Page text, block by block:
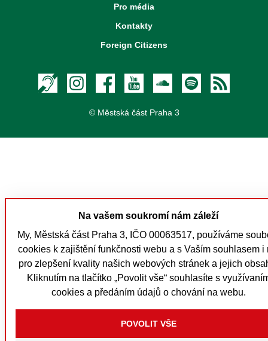
Na vašem soukromí nám záleží
My, Městská část Praha 3, IČO 00063517, používáme
cookies k zajištění funkčnosti webu a s Vaším souhlasem i
pro zlepšení kvality našich webových stránek a jejich
Kliknutím na tlačítko „Povolit vše“ souhlasíte s
cookies a předáním údajů o chování na webu.
Pro média
Kontakty
Foreign Citizens
Textový hovor s přepisem
InstagramFacebookYoutube Soundcloud
SpotifyRSS
© Městská část Praha 3